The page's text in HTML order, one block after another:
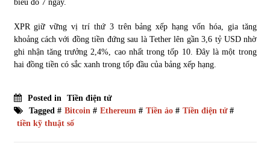
biểu đồ 7 ngày.
XPR giữ vững vị trí thứ 3 trên bảng xếp hạng vốn hóa, gia tăng
khoảng cách với đồng tiền đứng sau là Tether lên gần 3,6 tỷ USD nhờ
ghi nhận tăng trưởng 2,4%, cao nhất trong tốp 10. Đây là một trong
hai đồng tiền có sắc xanh trong tốp đầu của bảng xếp hạng.
Posted in Tiền điện tử
Tagged # Bitcoin# Ethereum# Tiền ảo# Tiền điện tử#
tiền kỹ thuật số